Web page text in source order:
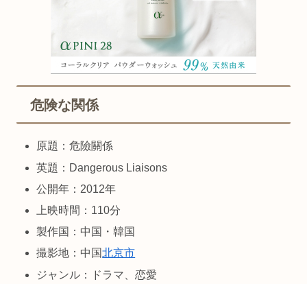
危険な関係
原題：危險關係
英題：Dangerous Liaisons
公開年：2012年
上映時間：110分
製作国：中国・韓国
撮影地：中国北京市
ジャンル：ドラマ、恋愛